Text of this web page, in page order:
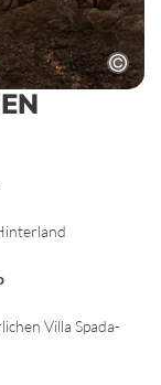
Villa Spada-